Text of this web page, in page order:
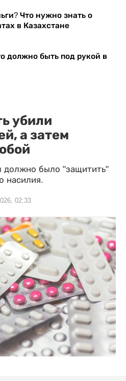
Что нужно знать о
в Казахстане
должно быть под рукой в
убили
а затем
должно было "защитить"
насилия.
02:33